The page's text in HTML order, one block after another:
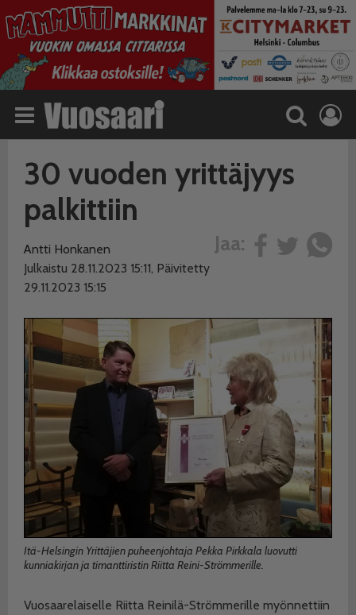
30 vuoden yrittäjyys
palkittiin
Jaa:
Antti Honkanen
Julkaistu 28.11.2023 15:11, Päivitetty
29.11.2023 15:15
Itä-Helsingin Yrittäjien puheenjohtaja Pekka Pirkkala luovutti
kunniakirjan ja timanttiristin Riitta Reini-Strömmerille.
Vuosaarelaiselle Riitta Reinilä-Strömmerille myönnettiin